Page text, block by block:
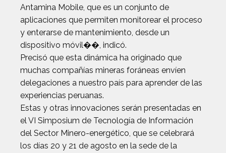
Antamina Mobile, que es un conjunto de
aplicaciones que permiten monitorear el proceso
y enterarse de mantenimiento, desde un
dispositivo móvil��, indicó.
Precisó que esta dinámica ha originado que
muchas compañías mineras foráneas envíen
delegaciones a nuestro país para aprender de las
experiencias peruanas.
Estas y otras innovaciones serán presentadas en
el VI Simposium de Tecnología de Información
del Sector Minero-energético, que se celebrará
los días 20 y 21 de agosto en la sede de la